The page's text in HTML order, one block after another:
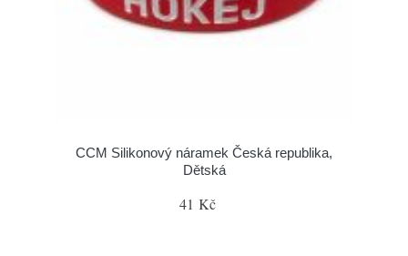
CCM Silikonový náramek Česká republika,
Dětská
41 Kč